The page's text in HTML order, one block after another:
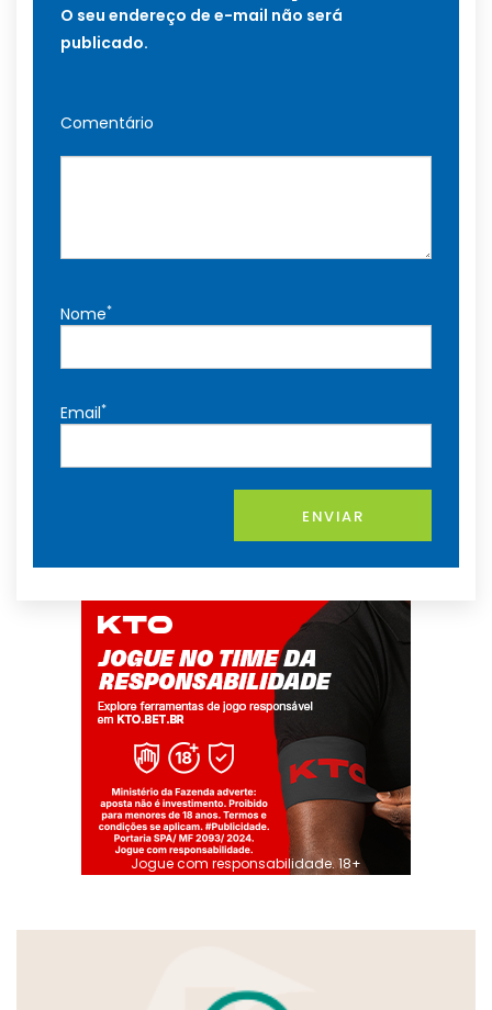
O seu endereço de e-mail não será
publicado.
Comentário
Nome*
Email*
ENVIAR
Jogue com responsabilidade. 18+